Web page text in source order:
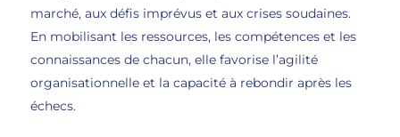
marché, aux défis imprévus et aux crises soudaines.
En mobilisant les ressources, les compétences et les
connaissances de chacun, elle favorise l’agilité
organisationnelle et la capacité à rebondir après les
échecs.